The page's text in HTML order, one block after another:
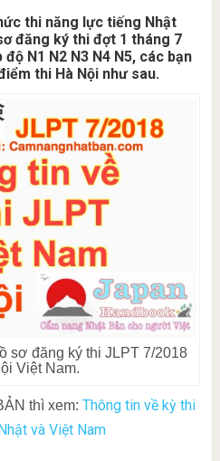
thi năng lực tiếng Nhật
đăng ký thi đợt 1 tháng 7
N1 N2 N3 N4 N5, các bạn
thi Hà Nội như sau.
sơ đăng ký thi JLPT 7/2018
Việt Nam.
thì xem: Thông tin về kỳ thi
và Việt Nam